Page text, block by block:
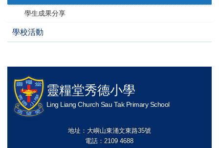
學生成果分享
學校活動
靈糧堂秀德小學
Ling Liang Church Sau Tak Primary School
地址：大嶼山東涌文東路35號
電話：2109 4688